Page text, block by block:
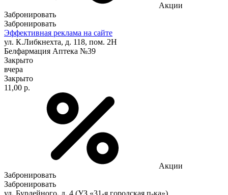
Акции
Забронировать
Забронировать
Эффективная реклама на сайте
ул. К.Либкнехта, д. 118, пом. 2Н
Белфармация Аптека №39
Закрыто
вчера
Закрыто
11,00 р.
Акции
Забронировать
Забронировать
ул. Бурдейного, д. 4 (УЗ «31-я городская п-ка»)